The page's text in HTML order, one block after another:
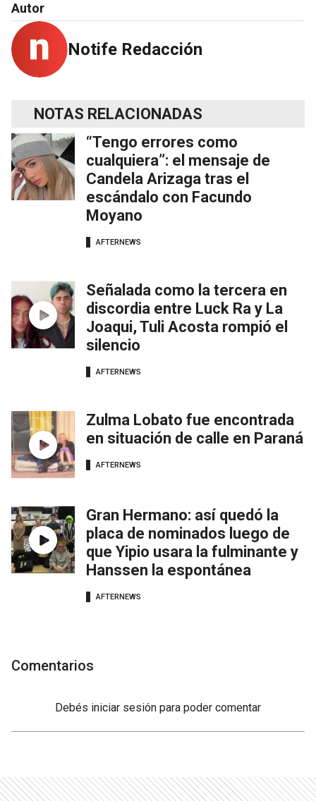
Autor
Notife Redacción
NOTAS RELACIONADAS
“Tengo errores como
cualquiera”: el mensaje de
Candela Arizaga tras el
escándalo con Facundo
Moyano
AFTERNEWS
Señalada como la tercera en
discordia entre Luck Ra y La
Joaqui, Tuli Acosta rompió el
silencio
AFTERNEWS
Zulma Lobato fue encontrada
en situación de calle en Paraná
AFTERNEWS
Gran Hermano: así quedó la
placa de nominados luego de
que Yipio usara la fulminante y
Hanssen la espontánea
AFTERNEWS
Comentarios
Debés iniciar sesión para poder comentar